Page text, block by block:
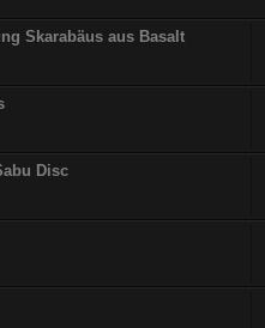
Skarabäus aus Basalt
Disc